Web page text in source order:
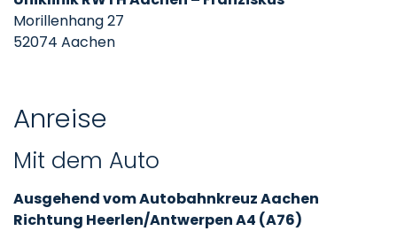
Morillenhang 27
52074 Aachen
Anreise
Mit dem Auto
Ausgehend vom Autobahnkreuz Aachen
Richtung Heerlen/Antwerpen A4 (A76)